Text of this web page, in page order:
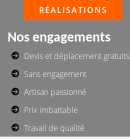
RÉALISATIONS
Nos engagements
Devis et déplacement gratuits
Sans engagement
Artisan passionné
Prix imbattable
Travail de qualité